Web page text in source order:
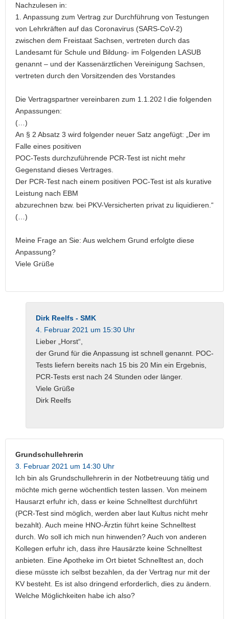
Nachzulesen in:
1. Anpassung zum Vertrag zur Durchführung von Testungen
von Lehrkräften auf das Coronavirus (SARS-CoV-2)
zwischen dem Freistaat Sachsen, vertreten durch das
Landesamt für Schule und Bildung- im Folgenden LASUB
genannt – und der Kassenärztlichen Vereinigung Sachsen,
vertreten durch den Vorsitzenden des Vorstandes
Die Vertragspartner vereinbaren zum 1.1.202 l die folgenden
Anpassungen:
(…)
An § 2 Absatz 3 wird folgender neuer Satz angefügt: „Der im
Falle eines positiven
POC-Tests durchzuführende PCR-Test ist nicht mehr
Gegenstand dieses Vertrages.
Der PCR-Test nach einem positiven POC-Test ist als kurative
Leistung nach EBM
abzurechnen bzw. bei PKV-Versicherten privat zu liquidieren.“
(…)
Meine Frage an Sie: Aus welchem Grund erfolgte diese
Anpassung?
Viele Grüße
Dirk Reelfs - SMK
4. Februar 2021 um 15:30 Uhr
Lieber „Horst“,
der Grund für die Anpassung ist schnell genannt. POC-
Tests liefern bereits nach 15 bis 20 Min ein Ergebnis,
PCR-Tests erst nach 24 Stunden oder länger.
Viele Grüße
Dirk Reelfs
Grundschullehrerin
3. Februar 2021 um 14:30 Uhr
Ich bin als Grundschullehrerin in der Notbetreuung tätig und
möchte mich gerne wöchentlich testen lassen. Von meinem
Hausarzt erfuhr ich, dass er keine Schnelltest durchführt
(PCR-Test sind möglich, werden aber laut Kultus nicht mehr
bezahlt). Auch meine HNO-Ärztin führt keine Schnelltest
durch. Wo soll ich mich nun hinwenden? Auch von anderen
Kollegen erfuhr ich, dass ihre Hausärzte keine Schnelltest
anbieten. Eine Apotheke im Ort bietet Schnelltest an, doch
diese müsste ich selbst bezahlen, da der Vertrag nur mit der
KV besteht. Es ist also dringend erforderlich, dies zu ändern.
Welche Möglichkeiten habe ich also?